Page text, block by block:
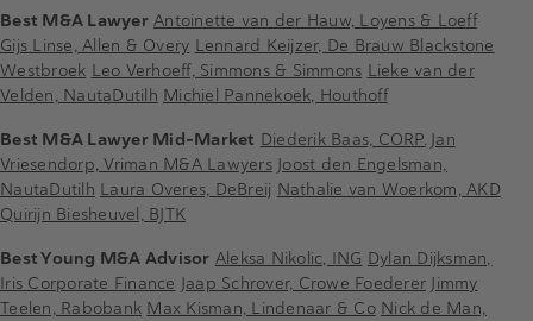
Best M&A Lawyer Antoinette van der Hauw, Loyens & Loeff
Gijs Linse, Allen & Overy Lennard Keijzer, De Brauw Blackstone
Westbroek Leo Verhoeff, Simmons & Simmons Lieke van der
Velden, NautaDutilh Michiel Pannekoek, Houthoff
Best M&A Lawyer Mid-Market Diederik Baas, CORP. Jan
Vriesendorp, Vriman M&A Lawyers Joost den Engelsman,
NautaDutilh Laura Overes, DeBreij Nathalie van Woerkom, AKD
Quirijn Biesheuvel, BJTK
Best Young M&A Advisor Aleksa Nikolic, ING Dylan Dijksman,
Iris Corporate Finance Jaap Schrover, Crowe Foederer Jimmy
Teelen, Rabobank Max Kisman, Lindenaar & Co Nick de Man,